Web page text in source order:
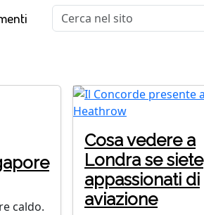
caldo.
Cosa vedere a
Londra se siete
appassionati di
aviazione